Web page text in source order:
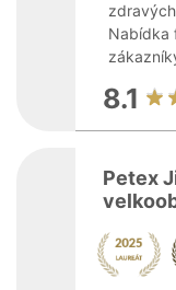
Nabídka
8.1
Petex